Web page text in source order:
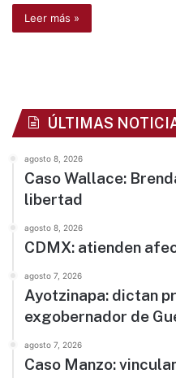
Leer más »
ÚLTIMAS
agosto 8, 2026
Caso Wallace:
libertad
agosto 8, 2026
CDMX: atienden
agosto 7, 2026
Ayotzinapa: dictan
exgobernador de
agosto 7, 2026
Caso Manzo: